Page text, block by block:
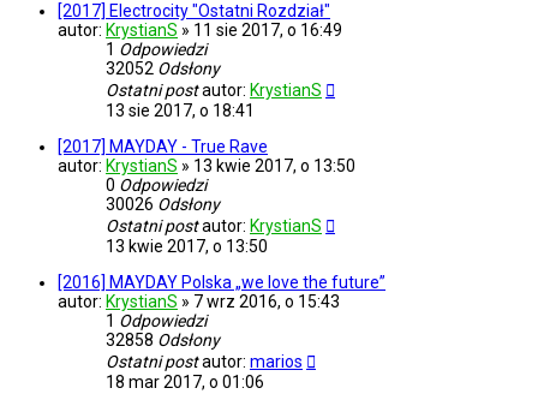
[2017] Electrocity "Ostatni Rozdział"
autor: KrystianS » 11 sie 2017, o 16:49
1 Odpowiedzi
32052 Odsłony
Ostatni postautor: KrystianS
13 sie 2017, o 18:41
[2017] MAYDAY - True Rave
autor: KrystianS » 13 kwie 2017, o 13:50
0 Odpowiedzi
30026 Odsłony
Ostatni postautor: KrystianS
13 kwie 2017, o 13:50
[2016] MAYDAY Polska „we love the future”
autor: KrystianS » 7 wrz 2016, o 15:43
1 Odpowiedzi
32858 Odsłony
Ostatni postautor: marios
18 mar 2017, o 01:06